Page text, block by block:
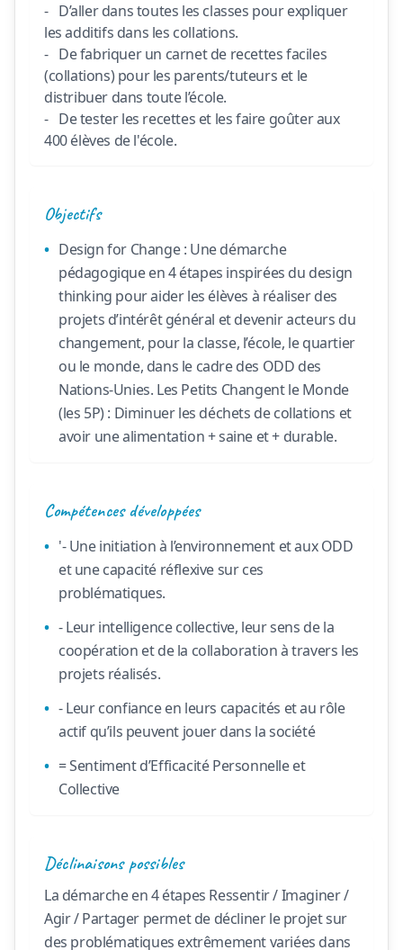
-	D’aller dans toutes les classes pour expliquer
les additifs dans les collations.
-	De fabriquer un carnet de recettes faciles
(collations) pour les parents/tuteurs et le
distribuer dans toute l’école.
-	De tester les recettes et les faire goûter aux
400 élèves de l'école.
Objectifs
Design for Change : Une démarche
pédagogique en 4 étapes inspirées du design
thinking pour aider les élèves à réaliser des
projets d’intérêt général et devenir acteurs du
changement, pour la classe, l’école, le quartier
ou le monde, dans le cadre des ODD des
Nations-Unies. Les Petits Changent le Monde
(les 5P) : Diminuer les déchets de collations et
avoir une alimentation + saine et + durable.
Compétences développées
'- Une initiation à l’environnement et aux ODD
et une capacité réflexive sur ces
problématiques.
- Leur intelligence collective, leur sens de la
coopération et de la collaboration à travers les
projets réalisés.
- Leur confiance en leurs capacités et au rôle
actif qu’ils peuvent jouer dans la société
= Sentiment d’Efficacité Personnelle et
Collective
Déclinaisons possibles
La démarche en 4 étapes Ressentir / Imaginer /
Agir / Partager permet de décliner le projet sur
des problématiques extrêmement variées dans